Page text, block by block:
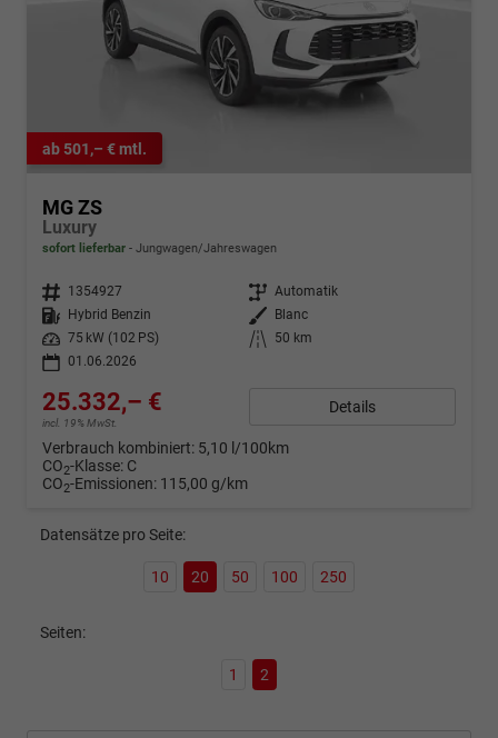
ab 501,– € mtl.
MG ZS
Luxury
sofort lieferbar Jungwagen/Jahreswagen
Fahrzeugnr. 1354927 Getriebe Automatik
Kraftstoff
Hybrid Benzin Außenfarbe
Blanc
Leistung
75 kW (102 PS) Kilometerstand
50 km
01.06.2026
25.332,– €
incl. 19% MwSt.
Details
Verbrauch kombiniert: 5,10 l/100km
CO2-Klasse: C
CO2-Emissionen: 115,00 g/km
Datensätze pro Seite:
10 20 50 100 250
Seiten:
1 2